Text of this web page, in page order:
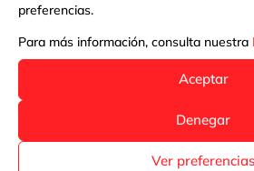
preferencias.
Para más información, consulta nuestra
Aceptar
Denegar
Ver preferencias